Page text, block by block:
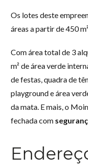
Os lotes deste
áreas a partir de 450
Com área total de 3
m² de área verde
de festas, quadra de
playground e área
da mata. E mais, o
fechada com